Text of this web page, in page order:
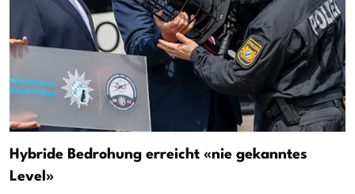
Hybride Bedrohung erreicht «nie gekanntes
Level»